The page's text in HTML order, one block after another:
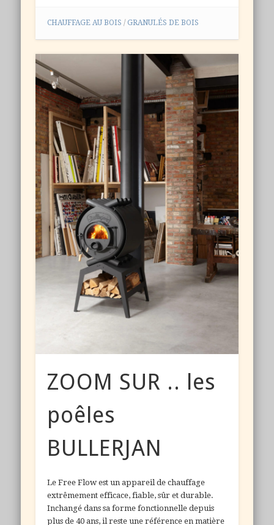
CHAUFFAGE AU BOIS / GRANULÉS DE BOIS
ZOOM SUR .. les
poêles
BULLERJAN
Le Free Flow est un appareil de chauffage
extrêmement efficace, fiable, sûr et durable.
Inchangé dans sa forme fonctionnelle depuis
plus de 40 ans, il reste une référence en matière